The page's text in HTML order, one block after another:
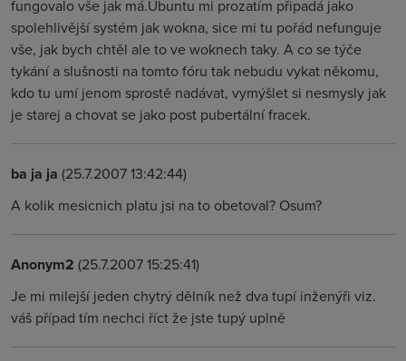
fungovalo vše jak má.Ubuntu mi prozatím připadá jako
spolehlivější systém jak wokna, sice mi tu pořád nefunguje
vše, jak bych chtěl ale to ve woknech taky. A co se týče
tykání a slušnosti na tomto fóru tak nebudu vykat někomu,
kdo tu umí jenom sprostě nadávat, vymýšlet si nesmysly jak
je starej a chovat se jako post pubertální fracek.
ba ja ja (25.7.2007 13:42:44)
A kolik mesicnich platu jsi na to obetoval? Osum?
Anonym2 (25.7.2007 15:25:41)
Je mi milejší jeden chytrý dělník než dva tupí inženýři viz.
váš případ tím nechci říct že jste tupý uplně